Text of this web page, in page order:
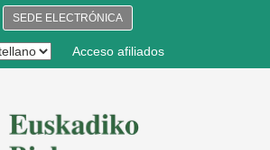
SEDE ELECTRÓNICA
Acceso afiliados